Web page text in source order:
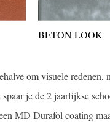
BETON LOOK
om visuele
je de 2 jaarlijkse
MD Durafol coating